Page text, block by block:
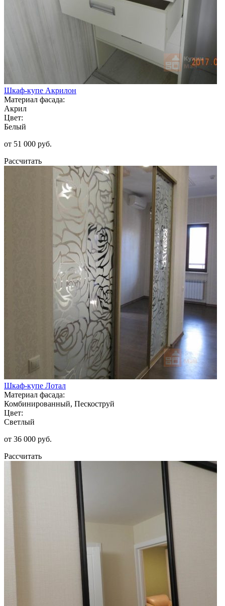
Шкаф-купе Акрилон
Материал фасада:
Акрил
Цвет:
Белый
от 51 000 руб.
Рассчитать
Шкаф-купе Лотал
Материал фасада:
Комбинированный, Пескоструй
Цвет:
Светлый
от 36 000 руб.
Рассчитать